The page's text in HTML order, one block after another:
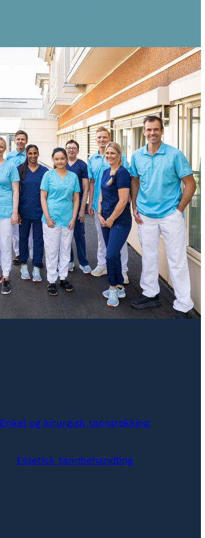
Enkel og kirurgisk tanntrekking
Estetisk tannbehandling